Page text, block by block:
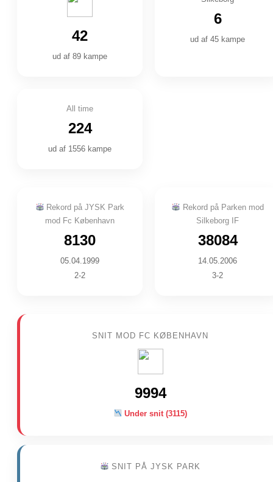
42
ud af 89 kampe
6
ud af 45 kampe
All time
224
ud af 1556 kampe
Rekord på JYSK Park
mod Fc København
8130
05.04.1999
2-2
Rekord på Parken mod
Silkeborg IF
38084
14.05.2006
3-2
SNIT MOD FC KØBENHAVN
9994
Under snit (3115)
SNIT PÅ JYSK PARK